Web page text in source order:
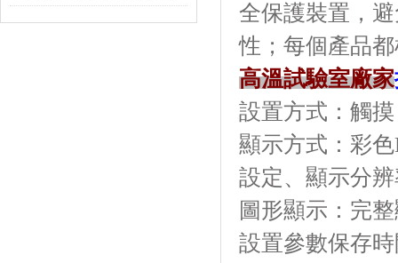
全保護裝置
性；每個產品
高溫試驗室廠家
設置方式：觸摸
顯示方式：
設定、顯示分
圖形顯示：完
設置參數保存時